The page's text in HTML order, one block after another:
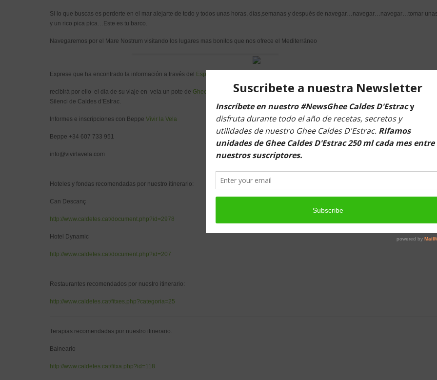
Si lo que buscas es perderte en el mar alejarte de todo y todos unas horas, días,semanas y después de navegar…navegar…navegar…tomar
y un rico pica pica…Este es tu barco.
Navegaremos por el Mare Nostrum visitando los lugares mas bonitos que nos ofrece el Mediterráneo
Exprese que ha encontrado la información a través del Espai del Silenci de Caldes d’Estrac
recibirá por ello el día de su viaje en vela un pote de Ghee Caldes d’Estracy una botella de vino ecológico de bienvenida obsequiado por el
Silenci de Caldes d’Estrac.
Informes e inscripciones con Beppe Vivir la Vela
Beppe +34 607 733 951
info@vivirlavela.com
Hoteles y fondas recomendadas por nuestro itinerario:
Can Descanç
http://www.caldetes.cat/document.php?id=2978
Hotel Dynamic
http://www.caldetes.cat/document.php?id=207
Restaurantes recomendados por nuestro itinerario:
http://www.caldetes.cat/fitxes.php?categoria=25
Terapias recomendadas por nuestro itinerario:
Balneario
http://www.caldetes.cat/fitxa.php?id=118